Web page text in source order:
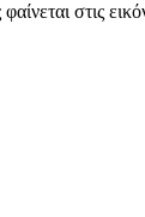
στις